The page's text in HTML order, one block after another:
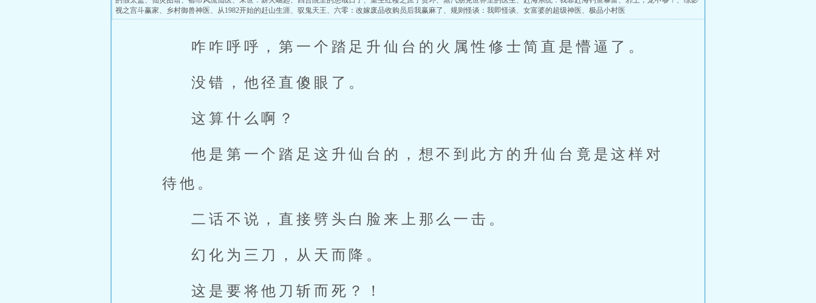
视之宫斗赢家、 乡村御兽神医、 从1982开始的赶山生涯、 驭鬼天王、 六零：改嫁废品收购员后我赢麻了 、 规则怪谈：我即怪谈、 女富婆的超级神医、 极品小村医
咋咋呼呼，第一个踏足升仙台的火属性修士简直是懵逼了。
没错，他径直傻眼了。
这算什么啊？
他是第一个踏足这升仙台的，想不到此方的升仙台竟是这样对
待他。
二话不说，直接劈头白脸来上那么一击。
幻化为三刀，从天而降。
这是要将他刀斩而死？！